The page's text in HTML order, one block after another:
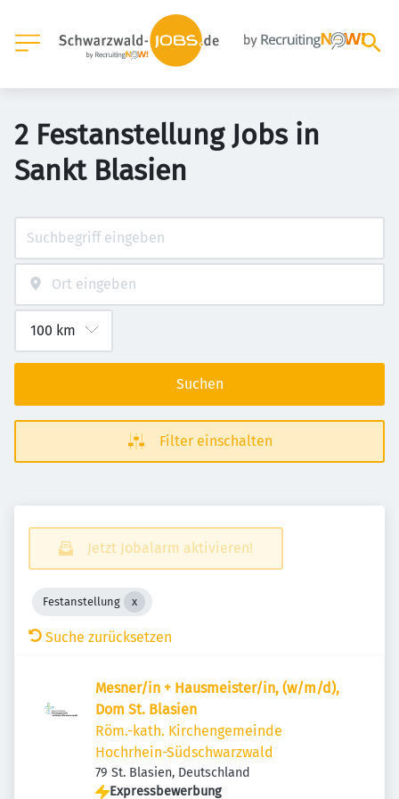
2 Festanstellung Jobs in
Sankt Blasien
Suchen
Filter einschalten
Jetzt Jobalarm aktivieren!
Festanstellung
Suche zurücksetzen
Mesner/in + Hausmeister/in, (w/m/d),
Dom St. Blasien
Röm.-kath. Kirchengemeinde
Hochrhein-Südschwarzwald
79 St. Blasien, Deutschland
Expressbewerbung